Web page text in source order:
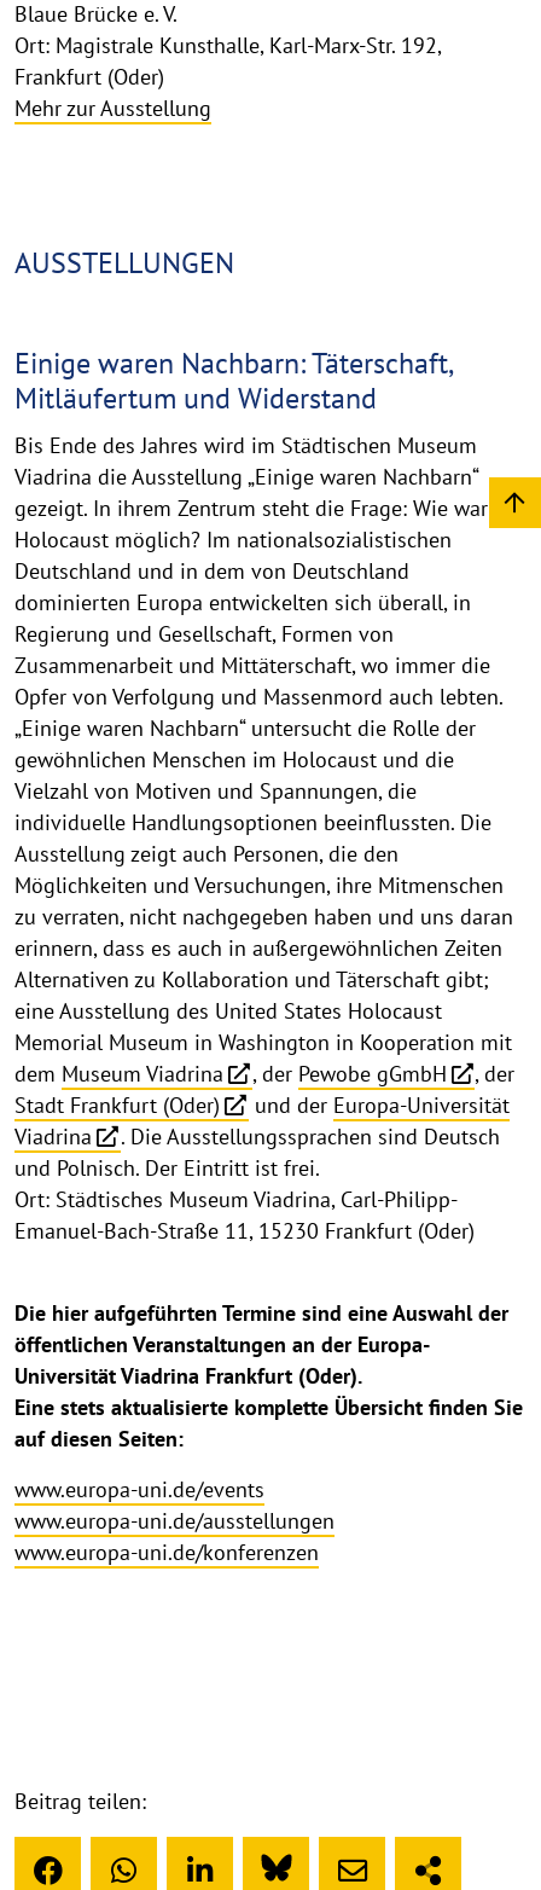
Blaue Brücke e. V.
Ort: Magistrale Kunsthalle, Karl-Marx-Str. 192,
Frankfurt (Oder)
Mehr zur Ausstellung
AUSSTELLUNGEN
Einige waren Nachbarn: Täterschaft,
Mitläufertum und Widerstand
Bis Ende des Jahres wird im Städtischen Museum
Viadrina die Ausstellung „Einige waren Nachbarn“
gezeigt. In ihrem Zentrum steht die Frage: Wie war der
Holocaust möglich? Im nationalsozialistischen
Deutschland und in dem von Deutschland
dominierten Europa entwickelten sich überall, in
Regierung und Gesellschaft, Formen von
Zusammenarbeit und Mittäterschaft, wo immer die
Opfer von Verfolgung und Massenmord auch lebten.
„Einige waren Nachbarn“ untersucht die Rolle der
gewöhnlichen Menschen im Holocaust und die
Vielzahl von Motiven und Spannungen, die
individuelle Handlungsoptionen beeinflussten. Die
Ausstellung zeigt auch Personen, die den
Möglichkeiten und Versuchungen, ihre Mitmenschen
zu verraten, nicht nachgegeben haben und uns daran
erinnern, dass es auch in außergewöhnlichen Zeiten
Alternativen zu Kollaboration und Täterschaft gibt;
eine Ausstellung des United States Holocaust
Memorial Museum in Washington in Kooperation mit
dem Museum Viadrina , der Pewobe gGmbH
, der
Stadt Frankfurt (Oder)
und der Europa-Universität
Viadrina
. Die Ausstellungssprachen sind Deutsch
und Polnisch. Der Eintritt ist frei.
Ort: Städtisches Museum Viadrina, Carl-Philipp-
Emanuel-Bach-Straße 11, 15230 Frankfurt (Oder)
Die hier aufgeführten Termine sind eine Auswahl der
öffentlichen Veranstaltungen an der Europa-
Universität Viadrina Frankfurt (Oder).
Eine stets aktualisierte komplette Übersicht finden Sie
auf diesen Seiten:
www.europa-uni.de/events
www.europa-uni.de/ausstellungen
www.europa-uni.de/konferenzen
Beitrag teilen: